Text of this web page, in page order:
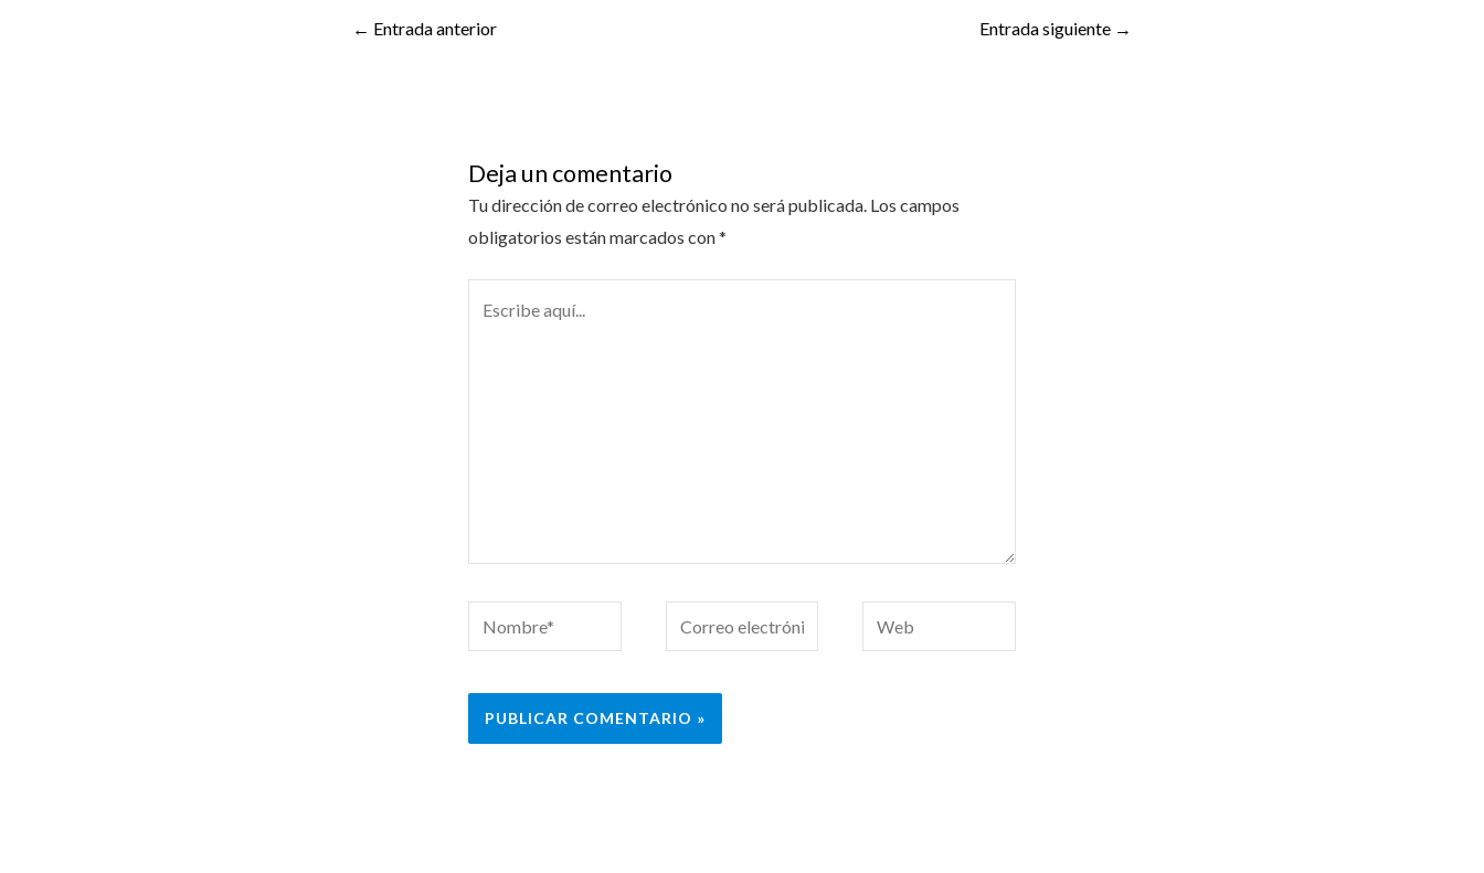
← Entrada anterior Entrada siguiente →
Deja un comentario
Tu dirección de correo electrónico no será publicada. Los campos
obligatorios están marcados con*
Nombre*
Correo
electrónico*
Web